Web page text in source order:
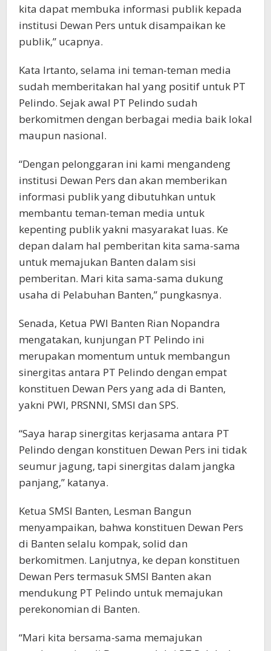
kita dapat membuka informasi publik kepada
institusi Dewan Pers untuk disampaikan ke
publik,” ucapnya.
Kata Irtanto, selama ini teman-teman media
sudah memberitakan hal yang positif untuk PT
Pelindo. Sejak awal PT Pelindo sudah
berkomitmen dengan berbagai media baik lokal
maupun nasional.
“Dengan pelonggaran ini kami mengandeng
institusi Dewan Pers dan akan memberikan
informasi publik yang dibutuhkan untuk
membantu teman-teman media untuk
kepenting publik yakni masyarakat luas. Ke
depan dalam hal pemberitan kita sama-sama
untuk memajukan Banten dalam sisi
pemberitan. Mari kita sama-sama dukung
usaha di Pelabuhan Banten,” pungkasnya.
Senada, Ketua PWI Banten Rian Nopandra
mengatakan, kunjungan PT Pelindo ini
merupakan momentum untuk membangun
sinergitas antara PT Pelindo dengan empat
konstituen Dewan Pers yang ada di Banten,
yakni PWI, PRSNNI, SMSI dan SPS.
“Saya harap sinergitas kerjasama antara PT
Pelindo dengan konstituen Dewan Pers ini tidak
seumur jagung, tapi sinergitas dalam jangka
panjang,” katanya.
Ketua SMSI Banten, Lesman Bangun
menyampaikan, bahwa konstituen Dewan Pers
di Banten selalu kompak, solid dan
berkomitmen. Lanjutnya, ke depan konstituen
Dewan Pers termasuk SMSI Banten akan
mendukung PT Pelindo untuk memajukan
perekonomian di Banten.
“Mari kita bersama-sama memajukan